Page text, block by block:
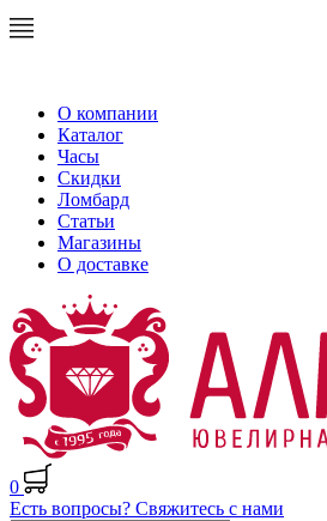
О компании
Каталог
Часы
Скидки
Ломбард
Статьи
Магазины
О доставке
0
Есть вопросы? Свяжитесь с нами